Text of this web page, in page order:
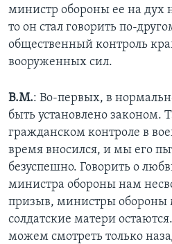
министр обороны ее на дух
то он стал говорить по-
общественный контроль
вооруженных сил.
В.М.: Во-первых, в
быть установлено законом.
гражданском контроле в
время вносился, и мы его
безуспешно. Говорить о
министра обороны нам
призыв, министры обороны
солдатские матери
можем смотреть только